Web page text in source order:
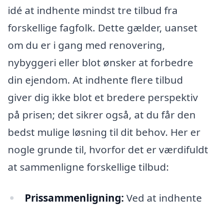
idé at indhente mindst tre tilbud fra
forskellige fagfolk. Dette gælder, uanset
om du er i gang med renovering,
nybyggeri eller blot ønsker at forbedre
din ejendom. At indhente flere tilbud
giver dig ikke blot et bredere perspektiv
på prisen; det sikrer også, at du får den
bedst mulige løsning til dit behov. Her er
nogle grunde til, hvorfor det er værdifuldt
at sammenligne forskellige tilbud:
Prissammenligning: Ved at indhente